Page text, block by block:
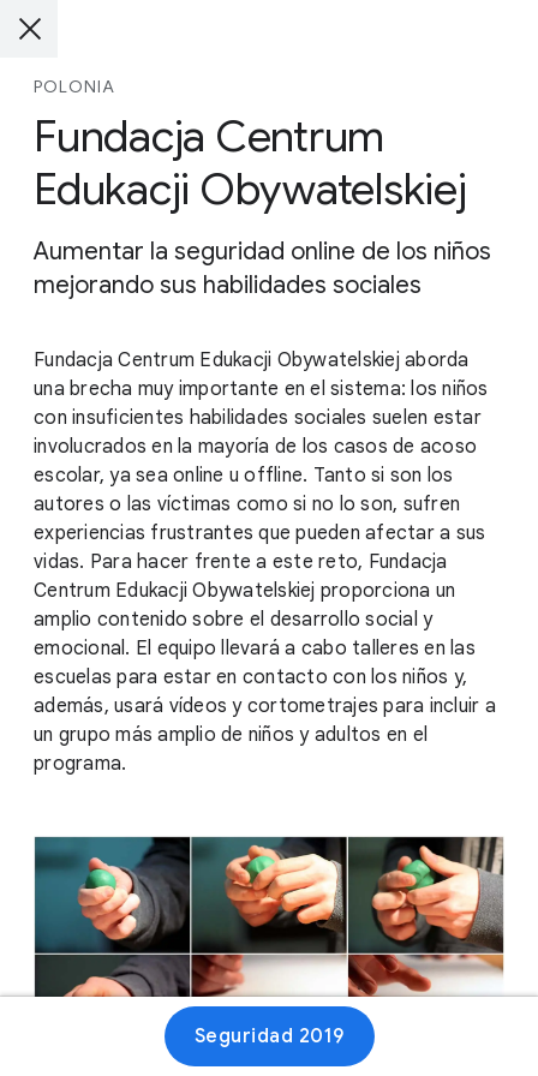
POLONIA
Fundacja Centrum
Edukacji Obywatelskiej
Aumentar la seguridad online de los niños
mejorando sus habilidades sociales
Fundacja Centrum Edukacji Obywatelskiej aborda
una brecha muy importante en el sistema: los niños
con insuficientes habilidades sociales suelen estar
involucrados en la mayoría de los casos de acoso
escolar, ya sea online u offline. Tanto si son los
autores o las víctimas como si no lo son, sufren
experiencias frustrantes que pueden afectar a sus
vidas. Para hacer frente a este reto, Fundacja
Centrum Edukacji Obywatelskiej proporciona un
amplio contenido sobre el desarrollo social y
emocional. El equipo llevará a cabo talleres en las
escuelas para estar en contacto con los niños y,
además, usará vídeos y cortometrajes para incluir a
un grupo más amplio de niños y adultos en el
programa.
Seguridad 2019